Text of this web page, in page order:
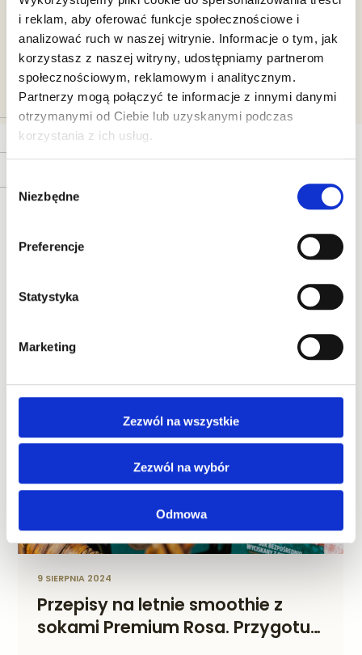
i reklam, aby oferować funkcje społecznościowe i
analizować ruch w naszej witrynie. Informacje o tym, jak
korzystasz z naszej witryny, udostępniamy partnerom
społecznościowym, reklamowym i analitycznym.
Partnerzy mogą połączyć te informacje z innymi danymi
otrzymanymi od Ciebie lub uzyskanymi podczas
korzystania z ich usług.
zgody
Niezbędne
Preferencje
Statystyka
Marketing
Zezwól na wszystkie
Zezwól na wybór
Odmowa
CENA
SKŁADNIKI
9 SIERPNIA 2024
Przepisy na letnie smoothie z
sokami Premium Rosa. Przygotuj